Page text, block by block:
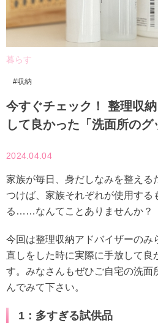
暮らす
収納
今すぐチェック！ 整理収
して良かった「洗面所のグ
2024.04.04
家族が毎日、身だしなみを整える
つけば、家族それぞれが使用する
る……なんてことありませんか？
今回は整理収納アドバイザーのみ
直しをした時に実際に手放して良
す。みなさんもぜひご自宅の洗面
んでみて下さい。
1：多すぎる試供品